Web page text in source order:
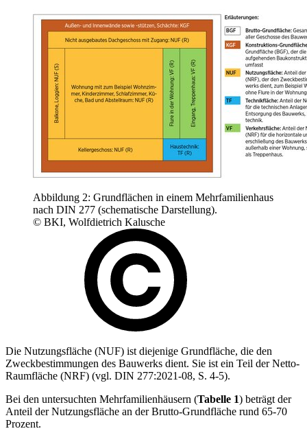
Abbildung 2: Grundflächen in einem Mehrfamilienhaus
nach DIN 277 (schematische Darstellung).
© BKI, Wolfdietrich Kalusche
Die Nutzungsfläche (NUF) ist diejenige Grundfläche, die den
Zweckbestimmungen des Bauwerks dient. Sie ist ein Teil der Netto-
Raumfläche (NRF) (vgl. DIN 277:2021-08, S. 4-5).
Bei den untersuchten Mehrfamilienhäusern (Tabelle 1) beträgt der
Anteil der Nutzungsfläche an der Brutto-Grundfläche rund 65-70
Prozent.